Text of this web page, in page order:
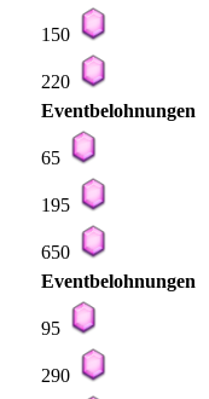
150
220
Eventbelohnungen
65
195
650
Eventbelohnungen
95
290